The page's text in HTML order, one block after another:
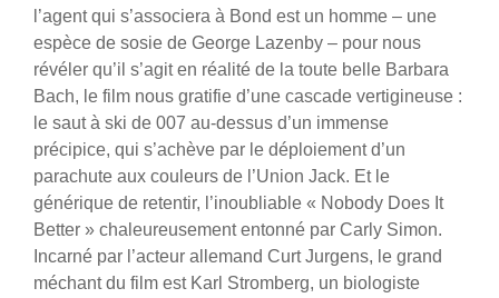
l’agent qui s’associera à Bond est un homme – une
espèce de sosie de George Lazenby – pour nous
révéler qu’il s’agit en réalité de la toute belle Barbara
Bach, le film nous gratifie d’une cascade vertigineuse :
le saut à ski de 007 au-dessus d’un immense
précipice, qui s’achève par le déploiement d’un
parachute aux couleurs de l’Union Jack. Et le
générique de retentir, l’inoubliable « Nobody Does It
Better » chaleureusement entonné par Carly Simon.
Incarné par l’acteur allemand Curt Jurgens, le grand
méchant du film est Karl Stromberg, un biologiste